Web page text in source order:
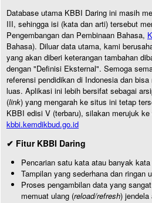
Database utama KBBI Daring ini masih
III, sehingga isi (kata dan arti) tersebut
Pengembangan dan Pembinaan Bahasa,
Bahasa). Diluar data utama, kami
yang akan diberi keterangan tambahan
dengan "Definisi Eksternal". Semoga
referensi pendidikan di Indonesia dan
luas. Aplikasi ini lebih bersifat sebagai
(link) yang mengarah ke situs ini tetap
KBBI edisi V (terbaru), silakan merujuk
kbbi.kemdikbud.go.id
✔ Fitur KBBI Daring
Pencarian satu kata atau banyak
Tampilan yang sederhana dan ringan
Proses pengambilan data yang
memuat ulang (reload/refresh) jendela